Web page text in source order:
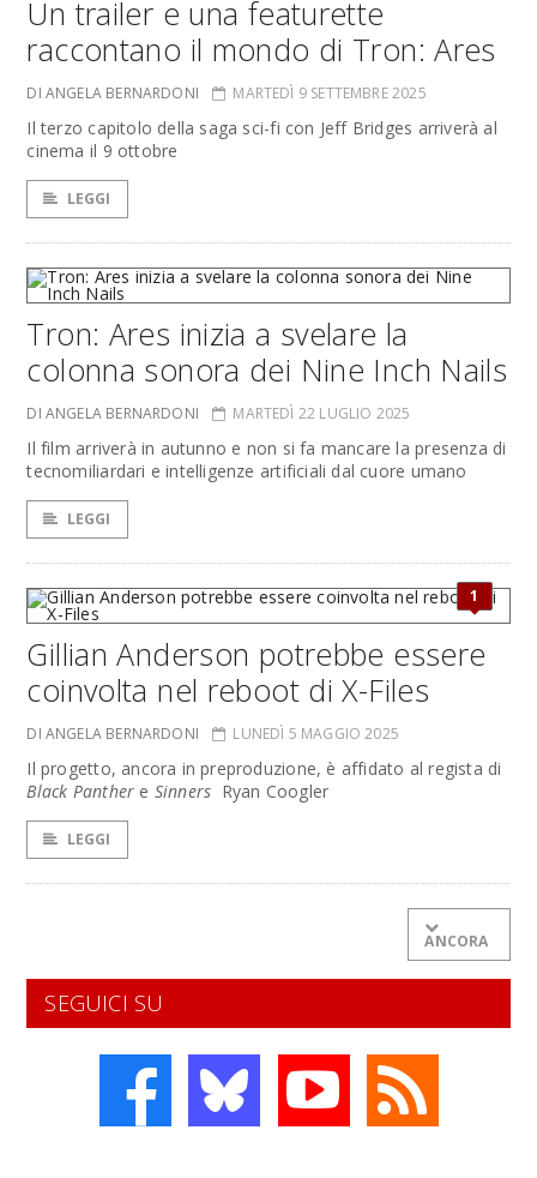
Un trailer e una featurette
raccontano il mondo di Tron: Ares
DI ANGELA BERNARDONI MARTEDÌ 9 SETTEMBRE 2025
Il terzo capitolo della saga sci-fi con Jeff Bridges arriverà al
cinema il 9 ottobre
LEGGI
Tron: Ares inizia a svelare la
colonna sonora dei Nine Inch Nails
DI ANGELA BERNARDONI MARTEDÌ 22 LUGLIO 2025
Il film arriverà in autunno e non si fa mancare la presenza di
tecnomiliardari e intelligenze artificiali dal cuore umano
LEGGI
1
Gillian Anderson potrebbe essere
coinvolta nel reboot di X-Files
DI ANGELA BERNARDONI LUNEDÌ 5 MAGGIO 2025
Il progetto, ancora in preproduzione, è affidato al regista di
Black Panther e Sinners Ryan Coogler
LEGGI
ANCORA
SEGUICI SU